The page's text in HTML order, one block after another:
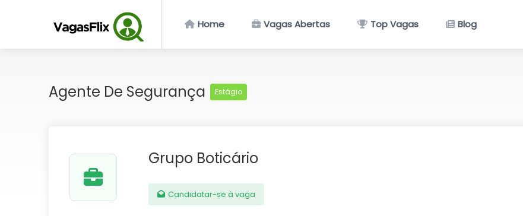
Home Vagas Abertas Top Vagas Blog
Agente De Segurança Estágio
Grupo Boticário
Candidatar-se à vaga